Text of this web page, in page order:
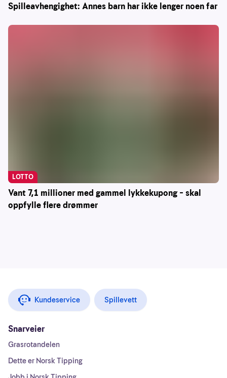
Spilleavhengighet: Annes barn har ikke lenger noen far
Vant 7,1 millioner med gammel lykkekupong – skal
oppfylle flere drømmer
LOTTO
Kundeservice Spillevett
Snarveier
Grasrotandelen
Dette er Norsk Tipping